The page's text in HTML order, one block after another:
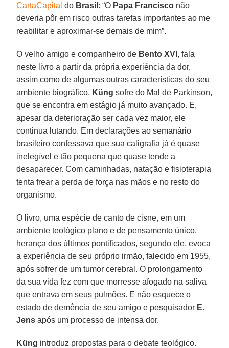
CartaCapital do Brasil : “O Papa Francisco não
deveria pôr em risco outras tarefas importantes ao me
reabilitar e aproximar-se demais de mim”.
O velho amigo e companheiro de Bento XVI , fala
neste livro a partir da própria experiência da dor,
assim como de algumas outras características do seu
ambiente biográfico. Küng sofre do Mal de Parkinson,
que se encontra em estágio já muito avançado. E,
apesar da deterioração ser cada vez maior, ele
continua lutando. Em declarações ao semanário
brasileiro confessava que sua caligrafia já é quase
inelegível e tão pequena que quase tende a
desaparecer. Com caminhadas, natação e fisioterapia
tenta frear a perda de força nas mãos e no resto do
organismo.
O livro, uma espécie de canto de cisne, em um
ambiente teológico plano e de pensamento único,
herança dos últimos pontificados, segundo ele, evoca
a experiência de seu próprio irmão, falecido em 1955,
após sofrer de um tumor cerebral. O prolongamento
da sua vida fez com que morresse afogado na saliva
que entrava em seus pulmões. E não esquece o
estado de demência de seu amigo e pesquisador E.
Jens após um processo de intensa dor.
Küng introduz propostas para o debate teológico.